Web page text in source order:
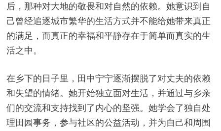
后，那种对大地的敬畏和对自然的依赖。她意识到自
己曾经追逐城市繁华的生活方式并不能给她带来真正
的满足，而真正的幸福和平静存在于简单而真实的生
活之中。
在乡下的日子里，田中宁宁逐渐摆脱了对丈夫的依赖
和失望的情绪。她开始独立面对生活，并通过与乡亲
们的交流和支持找到了内心的坚强。她学会了独自处
理田园事务，参与社区的公益活动，并为自己和周围